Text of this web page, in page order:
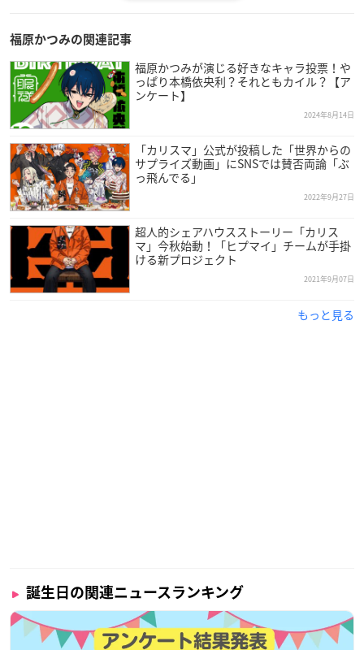
引用：「アクセルワン」公式サイト
福原さんは茨城県出身で、現在アクセルワンに準所属していま
福原かつみの関連記事
福原かつみが演じる好きなキャラ投票！や
っぱり本橋依央利？それともカイル？【ア
ンケート】
2024年8月14日
「カリスマ」公式が投稿した「世界からの
サプライズ動画」にSNSでは賛否両論「ぶ
っ飛んでる」
2022年9月27日
超人的シェアハウスストーリー「カリス
マ」今秋始動！「ヒプマイ」チームが手掛
ける新プロジェクト
2021年9月07日
もっと見る
誕生日の関連ニュースランキング